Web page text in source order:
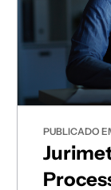
PUBLICADO